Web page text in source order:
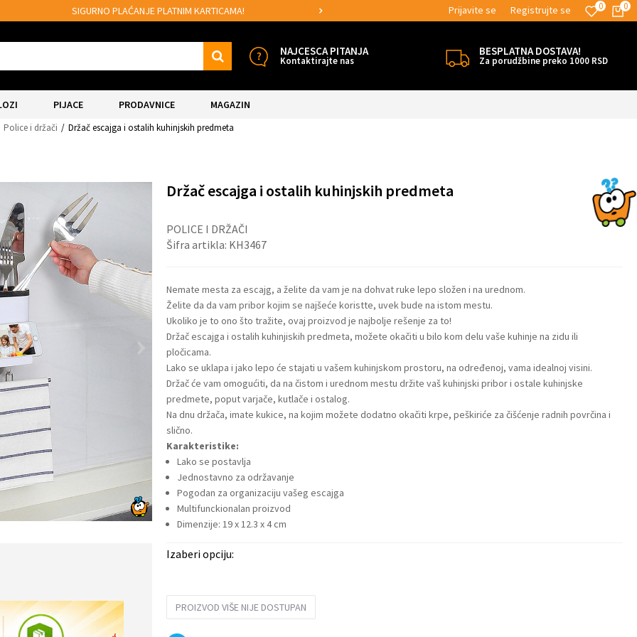
PLATNIM KARTICAMA! MOGUĆNOST BESPLATNE ISPORUKE! MOGUĆNOST
0
0
Prijavite se Registrujte se
NAJCESCA PITANJA
Kontaktirajte nas
BESPLATNA DOSTAVA!
Za porudžbine preko 1000 RSD
PIJACE PRODAVNICE MAGAZIN
Police i držači Držač escajga i ostalih kuhinjskih predmeta
Držač escajga i ostalih kuhinjskih predmeta
POLICE I DRŽAČI
Šifra artikla: KH3467
Nemate mesta za escajg, a želite da vam je na dohvat ruke lepo složen i na urednom.
Želite da da vam pribor kojim se najšeće koristte, uvek bude na istom mestu.
Ukoliko je to ono što tražite, ovaj proizvod je najbolje rešenje za to!
Držač escajga i ostalih kuhinjiskih predmeta, možete okačiti u bilo kom delu vaše kuhinje na zidu ili
pločicama.
Lako se uklapa i jako lepo će stajati u vašem kuhinjskom prostoru, na određenoj, vama idealnoj visini.
Držač će vam omogućiti, da na čistom i urednom mestu držite vaš kuhinjski pribor i ostale kuhinjske
predmete, poput varjače, kutlače i ostalog.
Na dnu držača, imate kukice, na kojim možete dodatno okačiti krpe, peškiriće za čišćenje radnih povrčina i
slično.
Karakteristike:
Lako se postavlja
Jednostavno za održavanje
Pogodan za organizaciju vašeg escajga
Multifunckionalan proizvod
Dimenzije: 19 x 12.3 x 4 cm
Izaberi opciju:
PROIZVOD VIŠE NIJE DOSTUPAN